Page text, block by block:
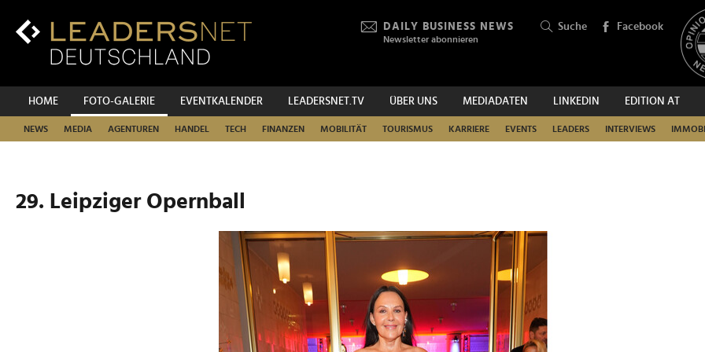
Inhalt
Hauptnavigation
DAILY BUSINESS NEWS
Newsletter abonnieren
Suche Facebook
HOME FOTO-GALERIE EVENTKALENDER LEADERSNET.TV ÜBER UNS MEDIADATEN LINKEDIN EDITION AT
NEWS MEDIA AGENTUREN HANDEL TECH FINANZEN MOBILITÄT TOURISMUS KARRIERE EVENTS LEADERS INTERVIEWS
SUCHEN
29. Leipziger Opernball